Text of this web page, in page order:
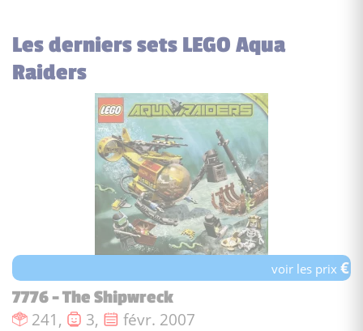
Les derniers sets LEGO Aqua
Raiders
voir les prix€
7776 - The Shipwreck
Nombre de pièces :
241, Nombre de figurines :
3, Date de sortie :
févr. 2007